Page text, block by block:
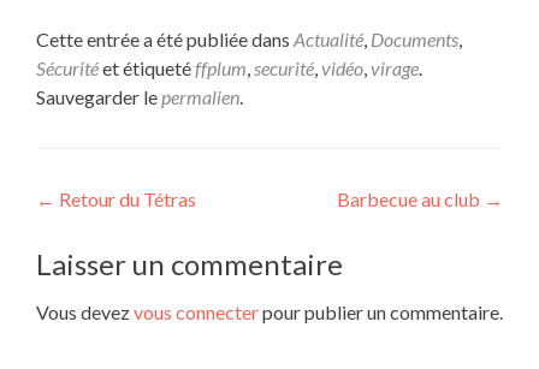
Cette entrée a été publiée dans Actualité, Documents,
Sécuritéet étiquetéffplum,securité,vidéo,virage.
Sauvegarder lepermalien.
Navigation
de
l’article
← Retour du Tétras Barbecue au club →
Laisser un commentaire
Vous devezvous connecterpour publier un commentaire.